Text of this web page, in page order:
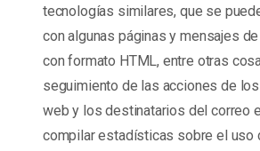
tecnologías similares, que se
con algunas páginas y mensajes
con formato HTML, entre otras
seguimiento de las acciones de
web y los destinatarios del correo
compilar estadísticas sobre el uso